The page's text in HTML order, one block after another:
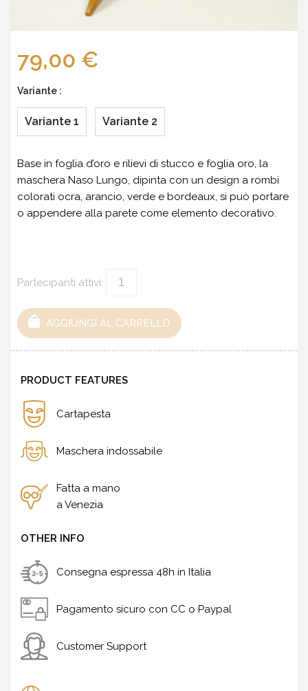
79,00 €
Variante :
Variante 1 Variante 2
Base in foglia d’oro e rilievi di stucco e foglia oro, la
maschera Naso Lungo, dipinta con un design a rombi
colorati ocra, arancio, verde e bordeaux, si può portare
o appendere alla parete come elemento decorativo.
Partecipanti attivi:
AGGIUNGI AL CARRELLO
PRODUCT FEATURES
Cartapesta
Maschera indossabile
Fatta a mano
a Venezia
OTHER INFO
Consegna espressa 48h in Italia
Pagamento sicuro con CC o Paypal
Customer Support